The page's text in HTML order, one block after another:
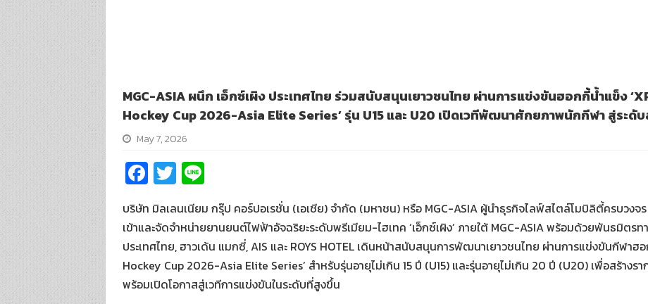
MGC-ASIA ผนึก เอ็กซ์เผิง ประเทศไทย ร่วมสนับสนุนเยาวชนไทย ผ่านการแข่งขันฮอกกี้น้ำแข็ง
Hockey Cup 2026-Asia Elite Series’ รุ่น U15 และ U20 เปิดเวทีพัฒนาศักยภาพนักกีฬา สู่ระดั
May 7, 2026
Fa
ce
b
o
o
k
T
wi
tt
er
Li
e
บริษัท มิลเลนเนียม กรุ๊ป คอร์ปอเรชั่น (เอเชีย) จำกัด (มหาชน) หรือ MGC-ASIA ผู้นำธุรกิจไลฟ์สไตล์โมบิลิตี้ครบวงจ
เข้าและจัดจำหน่ายยานยนต์ไฟฟ้าอัจฉริยะระดับพรีเมียม-ไฮเทค ‘เอ็กซ์เผิง’ ภายใต้ MGC-ASIA พร้อมด้วยพันธมิตร
ประเทศไทย, ฮาวเด้น แมกซี่, AIS และ ROYS HOTEL เดินหน้าสนับสนุนการพัฒนาเยาวชนไทย ผ่านการแข่งขันกีฬา
Hockey Cup 2026-Asia Elite Series’ สำหรับรุ่นอายุไม่เกิน 15 ปี (U15) และรุ่นอายุไม่เกิน 20 ปี (U20) เพื่อสร้าง
พร้อมเปิดโอกาสสู่เวทีการแข่งขันในระดับที่สูงขึ้น